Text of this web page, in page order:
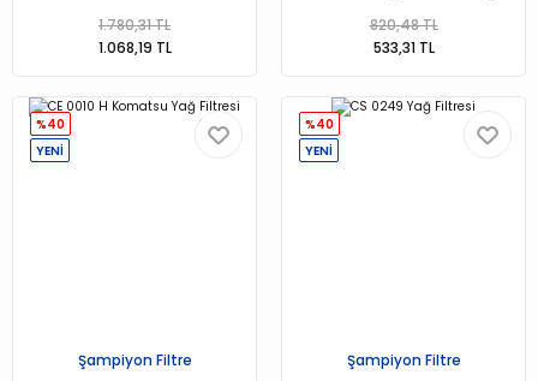
1.780,31 TL
1.068,19 TL
820,48 TL
533,31 TL
%40
YENİ
Şampiyon Filtre
%40
YENİ
Şampiyon Filtre